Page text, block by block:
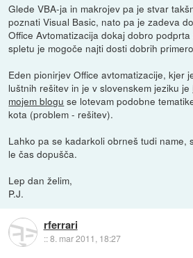
Glede VBA-ja in makrojev pa je stvar
poznati Visual Basic, nato pa je zadeva
Office Avtomatizacija dokaj dobro
spletu je mogoče najti dosti dobrih
Eden pionirjev Office avtomatizacije, kjer
luštnih rešitev in je v slovenskem jeziku je
mojem blogu se lotevam podobne
kota (problem - rešitev).
Lahko pa se kadarkoli obrneš tudi name,
le čas dopušča.
Lep dan želim,
P.J.
rferrari
::8. mar 2011, 18:27